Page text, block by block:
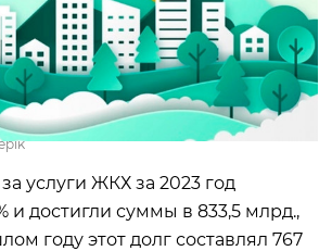
услуги ЖКХ за 2023 год
и достигли суммы в 833,5 млрд.,
году этот долг составлял 767